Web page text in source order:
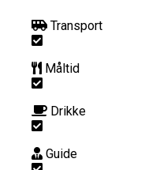
Transport
Måltid
Drikke
Guide